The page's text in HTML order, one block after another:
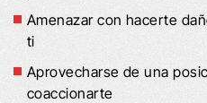
Amenazar con hacerte
ti
Aprovecharse de una
coaccionarte